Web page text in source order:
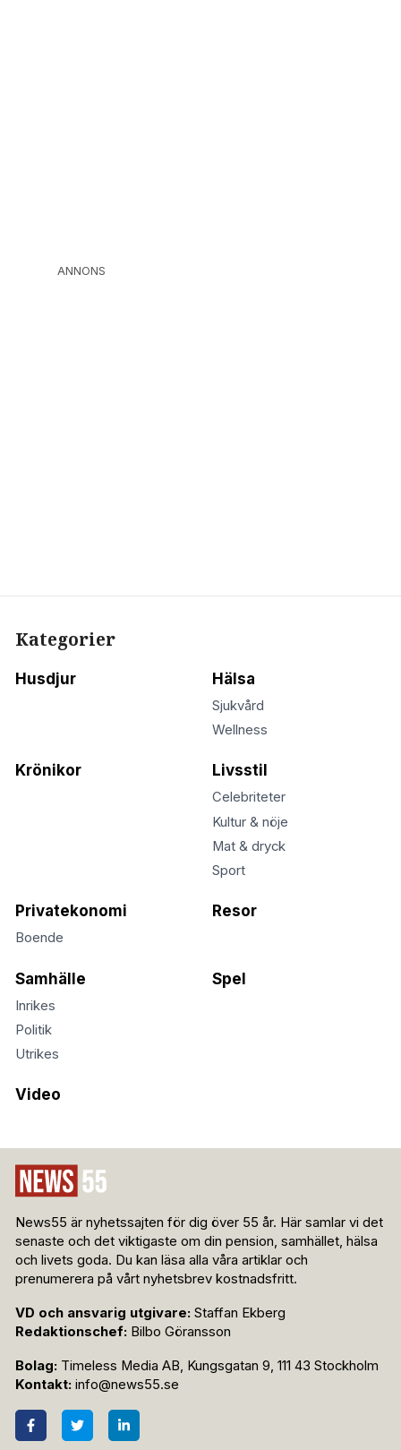
ANNONS
Kategorier
Husdjur Hälsa
Sjukvård
Wellness
Krönikor Livsstil
Celebriteter
Kultur & nöje
Mat & dryck
Sport
Privatekonomi
Boende
Resor
Samhälle
Inrikes
Politik
Utrikes
Spel
Video
News55 är nyhetssajten för dig över 55 år. Här samlar vi det
senaste och det viktigaste om din pension, samhället, hälsa
och livets goda. Du kan läsa alla våra artiklar och
prenumerera på vårt nyhetsbrev kostnadsfritt.
VD och ansvarig utgivare: Staffan Ekberg
Redaktionschef: Bilbo Göransson
Bolag: Timeless Media AB, Kungsgatan 9, 111 43 Stockholm
Kontakt: info@news55.se